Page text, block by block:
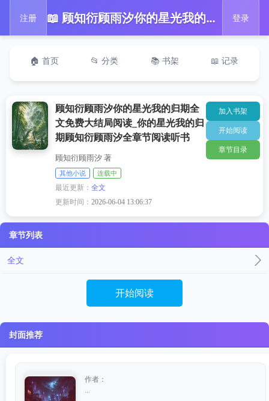
注册 📖 顾知衍顾雨汐你的星光我的归期全文免费大结局阅读_你的星光我的归期顾知衍顾雨汐全章节阅读听书 登录
🏠 首页 📂 分类 📚 书架 📖 记录
顾知衍顾雨汐你的星光我的归期全
文免费大结局阅读_你的星光我的归
期顾知衍顾雨汐全章节阅读听书
顾知衍顾雨汐 著
其他小说 连载中
最近更新：全文
更新时间：2026-06-04 13:06:37
加入书架
开始阅读
章节目录
章节列表
全文
开始阅读
封面推荐
作者：